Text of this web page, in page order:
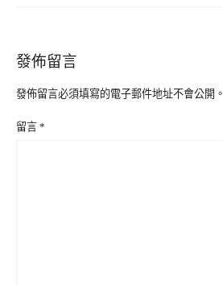
發佈留言
發佈留言必須填寫的電子郵件地址不會公開。
留言 *